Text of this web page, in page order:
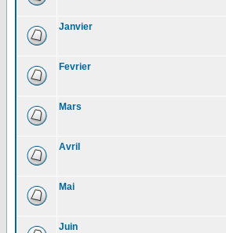
Janvier
Fevrier
Mars
Avril
Mai
Juin